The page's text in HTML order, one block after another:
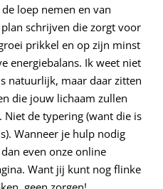
loep nemen en van
schrijven die zorgt voor
prikkel en op zijn minst
energiebalans. Ik weet niet
natuurlijk, maar daar zitten
die jouw lichaam zullen
Niet de typering (want die is
Wanneer je hulp nodig
even onze online
Want jij kunt nog flinke